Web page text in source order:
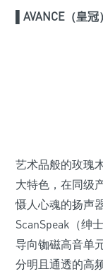
AVANCE（皇冠
艺术品般的玫瑰
大特色，在同级
慑人心魂的扬声
ScanSpeak（绅
导向铷磁高音单
分明且通透的高